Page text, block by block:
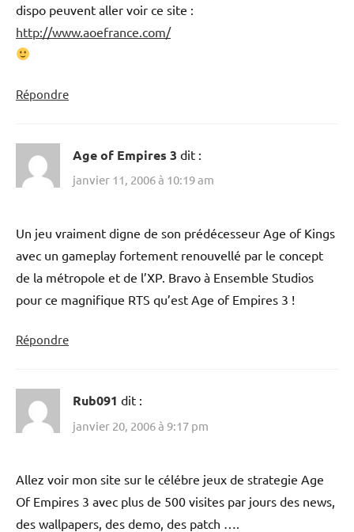
dispo peuvent aller voir ce site :
http://www.aoefrance.com/
Répondre
Age of Empires 3 dit :
janvier 11, 2006 à 10:19 am
Un jeu vraiment digne de son prédécesseur Age of Kings
avec un gameplay fortement renouvellé par le concept
de la métropole et de l’XP. Bravo à Ensemble Studios
pour ce magnifique RTS qu’est Age of Empires 3 !
Répondre
Rub091 dit :
janvier 20, 2006 à 9:17 pm
Allez voir mon site sur le célébre jeux de strategie Age
Of Empires 3 avec plus de 500 visites par jours des news,
des wallpapers, des demo, des patch ….